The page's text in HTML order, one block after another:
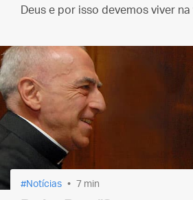
Deus e por isso devemos viver
Notícias 7 min